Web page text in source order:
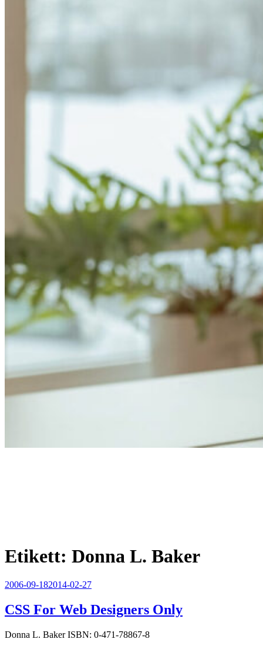
Etikett: Donna L. Baker
Publicerat
2006-09-182014-02-27
CSS For Web Designers Only
Donna L. Baker ISBN: 0-471-78867-8